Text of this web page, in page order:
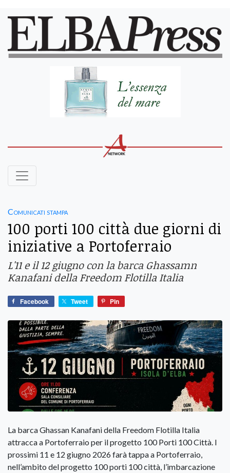
Comunicati stampa
100 porti 100 città due giorni di
iniziative a Portoferraio
L'11 e il 12 giugno con la barca Ghassamn
Kanafani della Freedom Flotilla Italia
Facebook Tweet Pin
La barca Ghassan Kanafani della Freedom Flotilla Italia
attracca a Portoferraio per il progetto 100 Porti 100 Città. I
prossimi 11 e 12 giugno 2026 farà tappa a Portoferraio,
nell’ambito del progetto 100 porti 100 città, l’imbarcazione